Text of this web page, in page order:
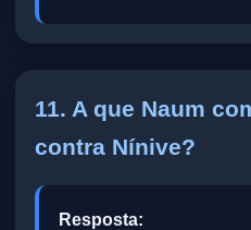
11. A que Naum
contra Nínive?
Resposta: